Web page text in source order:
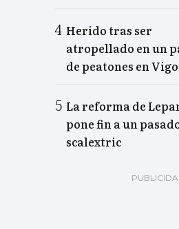
Herido tras ser
atropellado en un
de peatones en Vigo
La reforma de
pone fin a un
scalextric